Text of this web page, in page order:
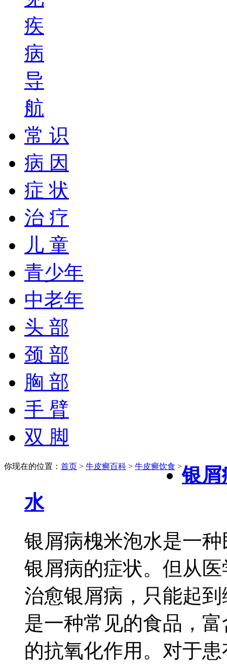
疾
病
导
航
常 识
病 因
症 状
治 疗
儿 童
青少年
中老年
头 部
颈 部
胸 部
手 臂
双 脚
你现在的位置： 首页 > 牛皮癣百科 > 牛皮癣饮食 >银屑
水
银屑病槐米泡水是一
银屑病的症状。但从
治愈银屑病，只能起
是一种常见的食品，
的抗氧化作用。对于